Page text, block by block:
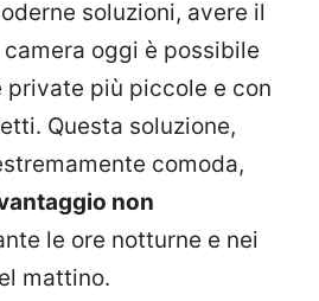
soluzioni, avere il
oggi è possibile
private più piccole e con
Questa soluzione,
comoda,
non
le ore notturne e nei
mattino.